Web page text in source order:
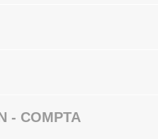
- COMPTA